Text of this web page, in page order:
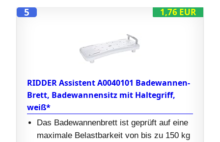
1,76 EUR
5
RIDDER Assistent A0040101 Badewannen-
Brett, Badewannensitz mit Haltegriff,
weiß*
Das Badewannenbrett ist geprüft auf eine
maximale Belastbarkeit von bis zu 150 kg